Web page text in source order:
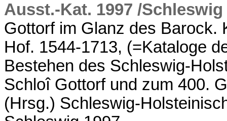
Ausst.-Kat. 1997 /Schleswig
Gottorf im Glanz des Barock.
Hof. 1544-1713, (=Kataloge
Bestehen des Schleswig-
Schloî Gottorf und zum 400.
(Hrsg.) Schleswig-